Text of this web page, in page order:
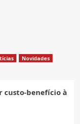
Novidades
custo-benefício à